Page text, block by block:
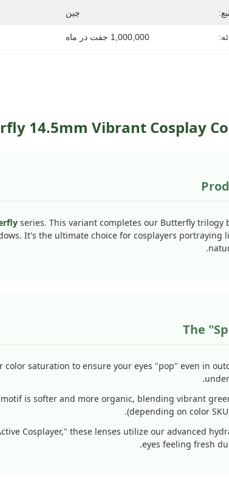
چین
1,000,000 جفت در ماه
14.5mm Vibrant Cosplay
series. This variant completes our Butterfly trilogy
It's the ultimate choice for cosplayers portraying
The
color saturation to ensure your eyes "pop" even in
is softer and more organic, blending vibrant
(depending on color
Cosplayer," these lenses utilize our advanced
eyes feeling fresh